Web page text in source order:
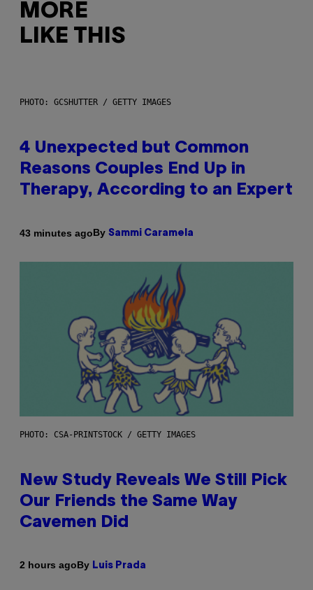
MORE
LIKE THIS
PHOTO: GCSHUTTER / GETTY IMAGES
4 Unexpected but Common
Reasons Couples End Up in
Therapy, According to an Expert
43 minutes agoBy Sammi Caramela
PHOTO: CSA-PRINTSTOCK / GETTY IMAGES
New Study Reveals We Still Pick
Our Friends the Same Way
Cavemen Did
2 hours agoBy Luis Prada